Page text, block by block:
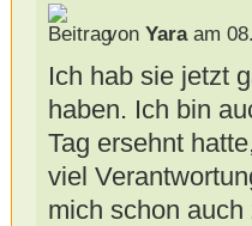
von Yaraam
Ich hab sie jetzt
haben. Ich bin
Tag ersehnt
viel
mich schon